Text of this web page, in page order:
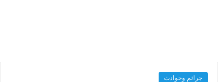
جرائم وحوادث